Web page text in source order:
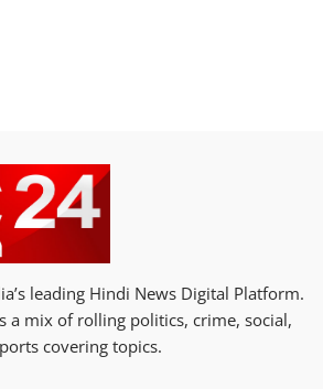
leading Hindi News Digital Platform.
a mix of rolling politics, crime, social,
covering topics.